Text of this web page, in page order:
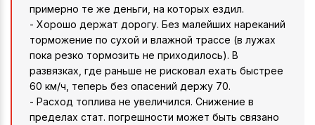
примерно те же деньги, на которых ездил.
- Хорошо держат дорогу. Без малейших нареканий
торможение по сухой и влажной трассе (в лужах
пока резко тормозить не приходилось). В
развязках, где раньше не рисковал ехать быстрее
60 км/ч, теперь без опасений держу 70.
- Расход топлива не увеличился. Снижение в
пределах стат. погрешности может быть связано